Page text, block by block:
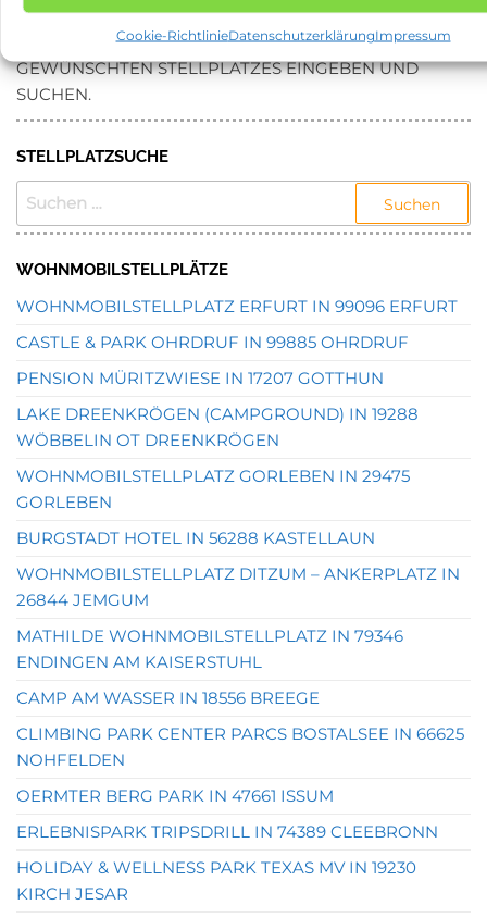
Cookie-RichtlinieDatenschutzerklärungImpressum
NAME, STADT ODER POSTLEITZAHL DES
GEWÜNSCHTEN STELLPLATZES EINGEBEN UND
SUCHEN.
STELLPLATZSUCHE
SUCHEN
WOHNMOBILSTELLPLÄTZE
WOHNMOBILSTELLPLATZ ERFURT IN 99096 ERFURT
CASTLE & PARK OHRDRUF IN 99885 OHRDRUF
PENSION MÜRITZWIESE IN 17207 GOTTHUN
LAKE DREENKRÖGEN (CAMPGROUND) IN 19288
WÖBBELIN OT DREENKRÖGEN
WOHNMOBILSTELLPLATZ GORLEBEN IN 29475
GORLEBEN
BURGSTADT HOTEL IN 56288 KASTELLAUN
WOHNMOBILSTELLPLATZ DITZUM – ANKERPLATZ IN
26844 JEMGUM
MATHILDE WOHNMOBILSTELLPLATZ IN 79346
ENDINGEN AM KAISERSTUHL
CAMP AM WASSER IN 18556 BREEGE
CLIMBING PARK CENTER PARCS BOSTALSEE IN 66625
NOHFELDEN
OERMTER BERG PARK IN 47661 ISSUM
ERLEBNISPARK TRIPSDRILL IN 74389 CLEEBRONN
HOLIDAY & WELLNESS PARK TEXAS MV IN 19230
KIRCH JESAR